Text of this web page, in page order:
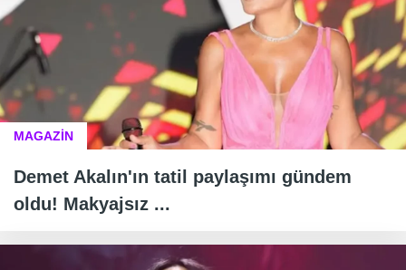
MAGAZİN
Demet Akalın'ın tatil paylaşımı gündem
oldu! Makyajsız ...